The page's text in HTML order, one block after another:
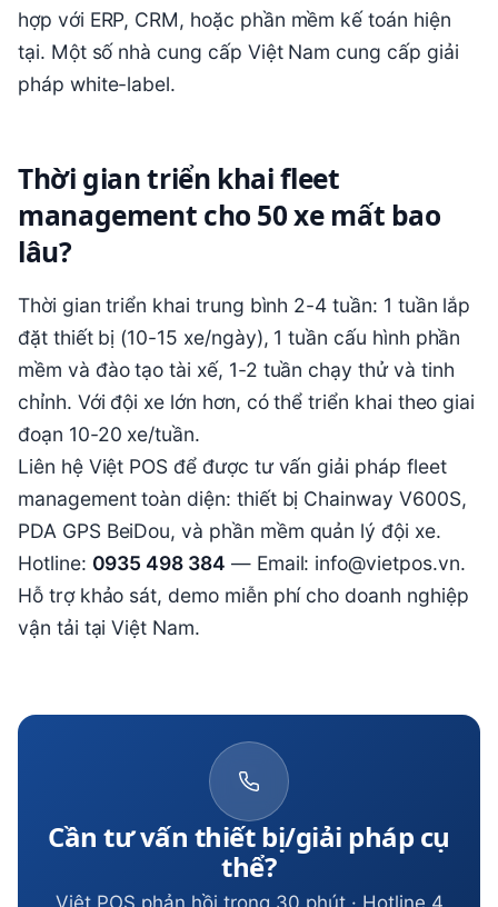
hợp với ERP, CRM, hoặc phần mềm kế toán hiện
tại. Một số nhà cung cấp Việt Nam cung cấp giải
pháp white-label.
Thời gian triển khai fleet
management cho 50 xe mất bao
lâu?
Thời gian triển khai trung bình 2-4 tuần: 1 tuần lắp
đặt thiết bị (10-15 xe/ngày), 1 tuần cấu hình phần
mềm và đào tạo tài xế, 1-2 tuần chạy thử và tinh
chỉnh. Với đội xe lớn hơn, có thể triển khai theo giai
đoạn 10-20 xe/tuần.
Liên hệ Việt POS để được tư vấn giải pháp fleet
management toàn diện: thiết bị Chainway V600S,
PDA GPS BeiDou, và phần mềm quản lý đội xe.
Hotline: 0935 498 384 — Email: info@vietpos.vn.
Hỗ trợ khảo sát, demo miễn phí cho doanh nghiệp
vận tải tại Việt Nam.
Cần tư vấn thiết bị/giải pháp cụ
thể?
Việt POS phản hồi trong 30 phút · Hotline 4